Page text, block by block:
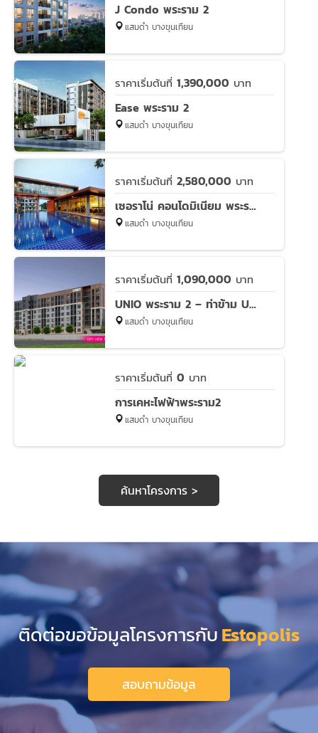
J Condo พระราม 2
แสมดำ บางขุนเทียน
ราคาเริ่มต้นที่ 1,390,000 บาท
Ease พระราม 2
แสมดำ บางขุนเทียน
ราคาเริ่มต้นที่ 2,580,000 บาท
เซอราโน่ คอนโดมิเนียม พระราม 2
แสมดำ บางขุนเทียน
ราคาเริ่มต้นที่ 1,090,000 บาท
UNIO พระราม 2 – ท่าข้าม UNIO Rama 2 – Thakham
แสมดำ บางขุนเทียน
ราคาเริ่มต้นที่ 0 บาท
การเคหะไฟฟ้าพระราม2
แสมดำ บางขุนเทียน
ค้นหาโครงการ >
ติดต่อขอข้อมูลโครงการกับEstopolis
สอบถามข้อมูล